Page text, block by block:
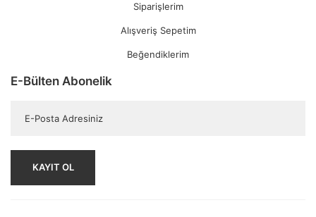
Siparişlerim
Alışveriş Sepetim
Beğendiklerim
E-Bülten Abonelik
KAYIT OL